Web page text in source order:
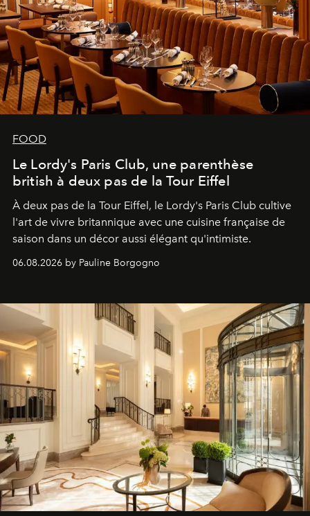
FOOD
Le Lordy's Paris Club, une parenthèse
british à deux pas de la Tour Eiffel
À deux pas de la Tour Eiffel, le Lordy's Paris Club cultive
l'art de vivre britannique avec une cuisine française de
saison dans un décor aussi élégant qu'intimiste.
06.08.2026 by Pauline Borgogno